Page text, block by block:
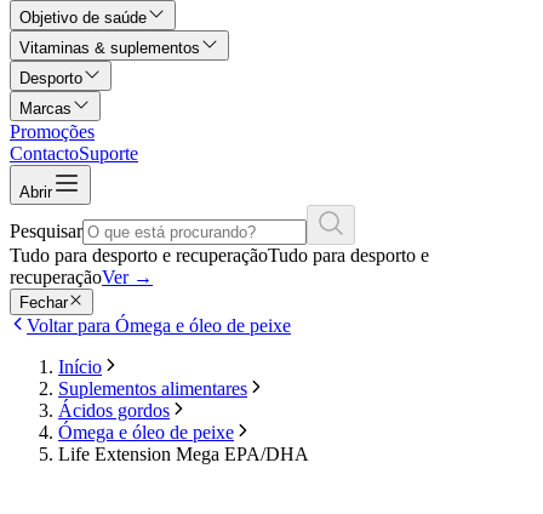
Objetivo de saúde
Vitaminas & suplementos
Desporto
Marcas
Promoções
ContactoSuporte
Abrir
Pesquisar
Tudo para desporto e recuperaçãoTudo para desporto e
recuperaçãoVer →
Fechar
Voltar para Ómega e óleo de peixe
Início
Suplementos alimentares
Ácidos gordos
Ómega e óleo de peixe
Life Extension Mega EPA/DHA